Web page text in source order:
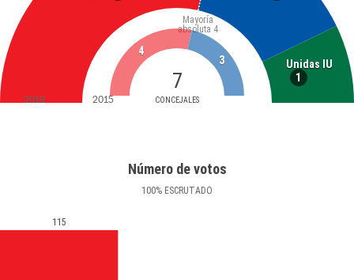
Unidas IU
1
7
CONCEJALES
Mayoría
absoluta 4
4
3
2019 2015
Número de votos
100% ESCRUTADO
115